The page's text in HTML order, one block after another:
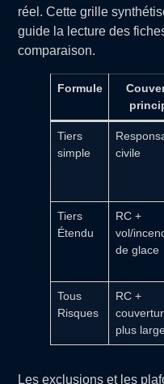
réel. Cette grille
guide la lecture des
comparaison.
Formule
Tiers
simple
civile
Tiers
Étendu
RC +
vol/
de glace
Tous
Risques
RC +
plus
Les exclusions et les